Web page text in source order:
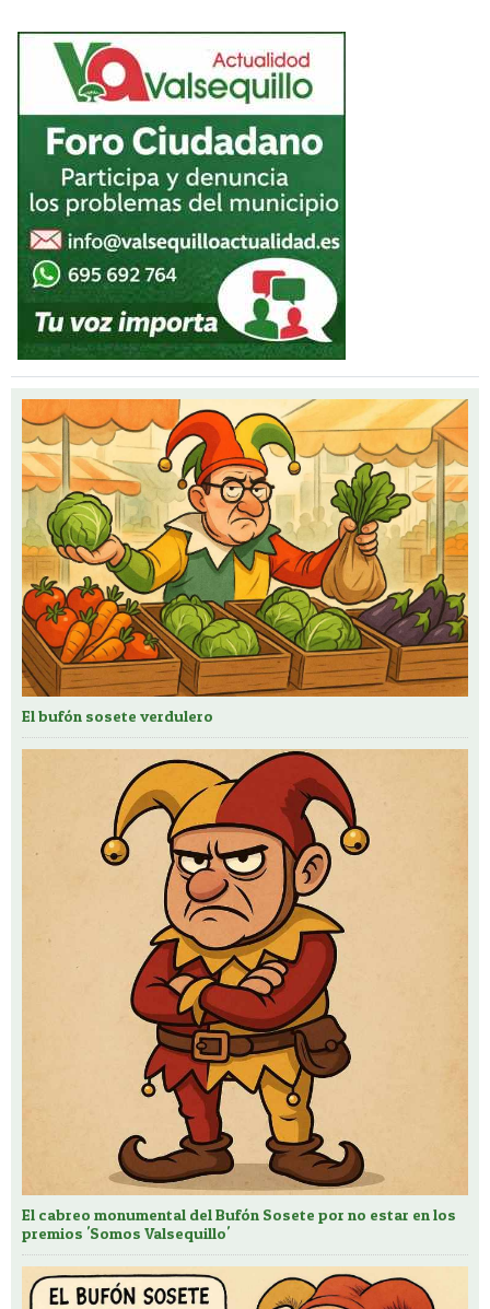
El bufón sosete verdulero
El cabreo monumental del Bufón Sosete por no estar en los
premios 'Somos Valsequillo'